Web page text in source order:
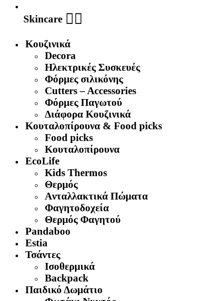
Skincare 🧖‍♀️
Κουζινικά
Decora
Ηλεκτρικές Συσκευές
Φόρμες σιλικόνης
Cutters – Accessories
Φόρμες Παγωτού
Διάφορα Κουζινικά
Κουταλοπίρουνα & Food picks
Food picks
Κουταλοπίρουνα
EcoLife
Kids Thermos
Θερμός
Aνταλλακτικά Πώματα
Φαγητοδοχεία
Θερμός Φαγητού
Pandaboo
Estia
Τσάντες
Ισοθερμικά
Backpack
Παιδικό Δωμάτιο